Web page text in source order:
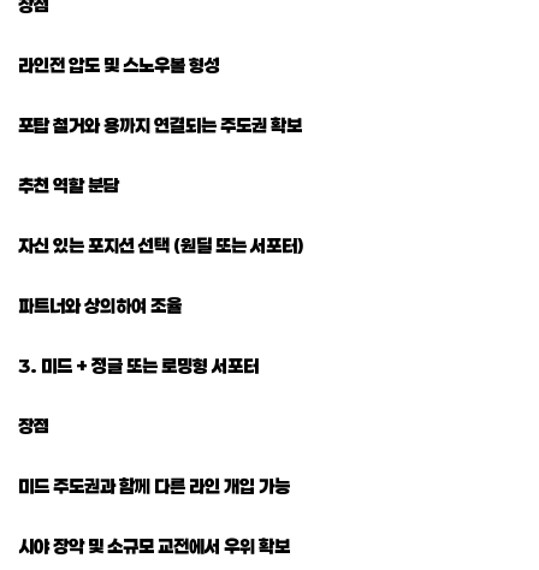
장점
라인전 압도 및 스노우볼 형성
포탑 철거와 용까지 연결되는 주도권 확보
추천 역할 분담
자신 있는 포지션 선택 (원딜 또는 서포터)
파트너와 상의하여 조율
3. 미드 + 정글 또는 로밍형 서포터
장점
미드 주도권과 함께 다른 라인 개입 가능
시야 장악 및 소규모 교전에서 우위 확보